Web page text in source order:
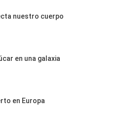
nuestro cuerpo
en una galaxia
en Europa